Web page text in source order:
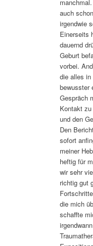
auch
irgendwie
Einerseits
dauernd
Geburt
vorbei.
die alles
bewusster
Gespräch
Kontakt
und den
Den
sofort
meiner
heftig für
wir sehr
richtig gut
die mich
schaffte